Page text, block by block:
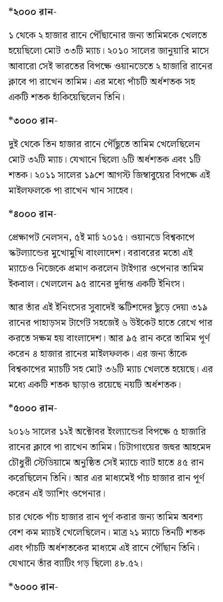
*২০০০ রান-
১ থেকে ২ হাজার রানে পৌঁছানোর জন্য তামিমকে খেলতে
হয়েছিলো মোট ৩৩টি ম্যাচ। ২০১০ সালের জানুয়ারি মাসে
আবারো সেই ভারতের বিপক্ষে ওয়ানডেতে ২ হাজারি রানের
ক্লাবে পা রাখেন তামিম। এর মধ্যে পাঁচটি অর্ধশতক সহ
একটি শতক হাঁকিয়েছিলেন তিনি।
*৩০০০ রান-
দুই থেকে তিন হাজার রানে পৌঁছুতে তামিম খেলেছিলেন
মোট ৩২টি ম্যাচ। যেখানে ছিলো ৬টি অর্ধশতক এবং ১টি
শতক। ২০১১ সালের ১৯শে আগস্ট জিম্বাবুয়ের বিপক্ষে এই
মাইলফলকে পা রাখেন খান সাহেব।
*৪০০০ রান-
প্রেক্ষাপট নেলসন, ৫ই মার্চ ২০১৫। ওয়ানডে বিশ্বকাপে
স্কটল্যান্ডের মুখোমুখি বাংলাদেশ। বরাবরের মতো এই
ম্যাচেও নিজেকে প্রমাণ করলেন টাইগার ওপেনার তামিম
ইকবাল। খেললেন ৯৫ রানের দুর্দান্ত একটি ইনিংস।
আর তাঁর এই ইনিংসের সুবাদেই স্কটিশদের ছুঁড়ে দেয়া ৩১৯
রানের পাহাড়সম টার্গেট সহজেই ৬ উইকেট হাতে রেখে পার
করতে সক্ষম হয় বাংলাদেশ। আর ৯৫ রান করে তামিম পূর্ণ
করেন ৪ হাজার রানের মাইলফলক। এর জন্য তাঁকে
বিশ্বকাপের ম্যাচটি সহ মোট ৩৬টি ম্যাচ খেলতে হয়েছে। এর
মধ্যে একটি শতক ছাড়াও রয়েছে নয়টি অর্ধশতক।
*৫০০০ রান-
২০১৬ সালের ১২ই অক্টোবর ইংল্যান্ডের বিপক্ষে ৫ হাজারি
রানের ক্লাবে পা রাখেন তামিম। চিটাগাংয়ের জহুর আহমেদ
চৌধুরী স্টেডিয়ামে অনুষ্ঠিত সেই ম্যাচে ব্যাট হাতে ৪৫ রান
করেছিলেন তিনি। আর এর মাধ্যমেই পাঁচ হাজার রান পূর্ণ
করেন এই ড্যাশিং ওপেনার।
চার থেকে পাঁচ হাজার রান পূর্ণ করার জন্য তামিম অবশ্য
বেশ কম ম্যাচই খেলেছিলেন। মাত্র ২১ ম্যাচে তিনটি শতক
এবং পাঁচটি অর্ধশতকের মাধ্যমে এই রানে পৌঁছান তিনি।
যেখানে তাঁর ব্যাটিং গড় ছিলো ৪৮.৫২।
*৬০০০ রান-